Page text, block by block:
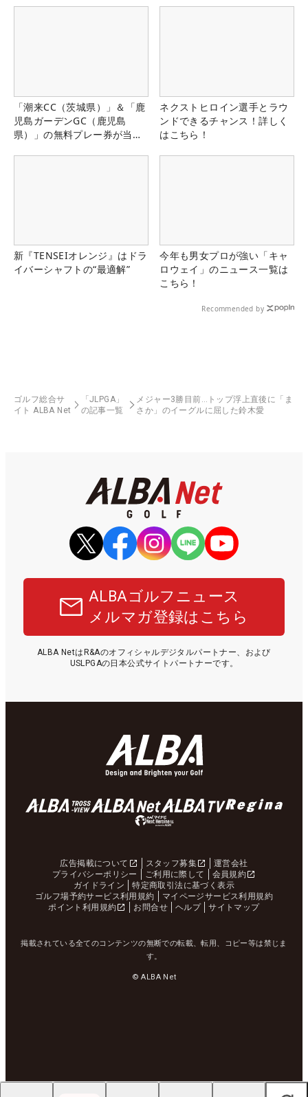
「潮来CC（茨城県）」＆「鹿
児島ガーデンGC（鹿児島
県）」の無料プレー券が当た
ネクストヒロイン選手とラウ
ンドできるチャンス！詳しく
はこちら！
新『TENSEIオレンジ』はドラ
イバーシャフトの“最適解”
今年も男女プロが強い「キャ
ロウェイ」のニュース一覧は
こちら！
Recommended by
ゴルフ総合サ
イト ALBA Net
「JLPGA」
の記事一覧
メジャー3勝目前…トップ浮上直後に「ま
さか」のイーグルに屈した鈴木愛
ALBAゴルフニュース
メルマガ登録はこちら
ALBA NetはR&Aのオフィシャルデジタルパートナー、および
USLPGAの日本公式サイトパートナーです。
広告掲載について スタッフ募集
運営会社
プライバシーポリシー
ご利用に際して
会員規約
ガイドライン
特定商取引法に基づく表示
ゴルフ場予約サービス利用規約
マイページサービス利用規約
ポイント利用規約
お問合せ ヘルプ サイトマップ
掲載されている全てのコンテンツの無断での転載、転用、コピー等は禁じま
す。
© ALBA Net